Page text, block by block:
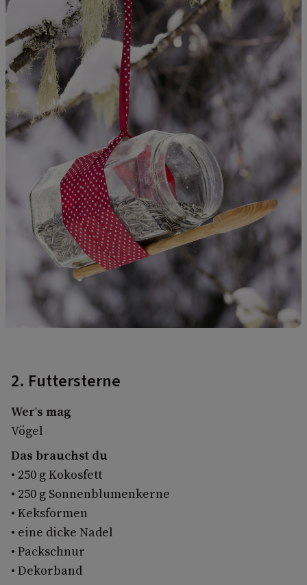
2. Futtersterne
Wer's mag
Vögel
Das brauchst du
• 250 g Kokosfett
• 250 g Sonnenblumenkerne
• Keksformen
• eine dicke Nadel
• Packschnur
• Dekorband